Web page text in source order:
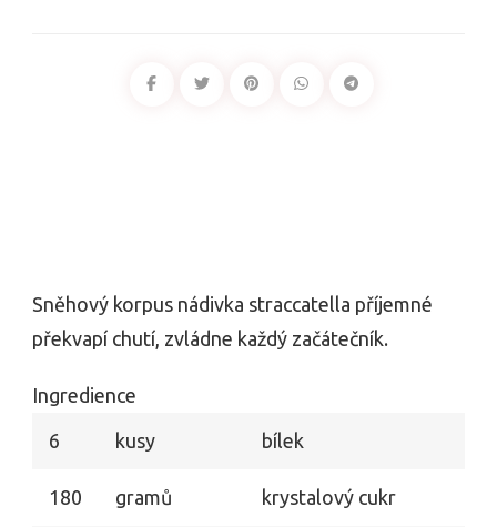
Sněhový korpus nádivka straccatella příjemné
překvapí chutí, zvládne každý začátečník.
Ingredience
6 kusy bílek
180 gramů krystalový cukr